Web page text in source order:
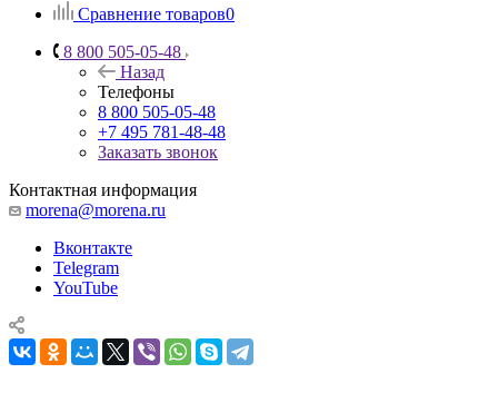
Сравнение товаров0
8 800 505-05-48
Назад
Телефоны
8 800 505-05-48
+7 495 781-48-48
Заказать звонок
Контактная информация
morena@morena.ru
Вконтакте
Telegram
YouTube